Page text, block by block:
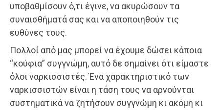
υποβαθμίσουν ό,τι έγινε, να ακυρώσουν τα
συναισθήματά σας και να αποποιηθούν τις
ευθύνες τους.
Πολλοί από μας μπορεί να έχουμε δώσει κάποια
“κούφια” συγγνώμη, αυτό δε σημαίνει ότι είμαστε
όλοι ναρκισσιστές. Ένα χαρακτηριστικό των
ναρκισσιστών είναι η τάση τους να αρνούνται
συστηματικά να ζητήσουν συγγνώμη κι ακόμη κι